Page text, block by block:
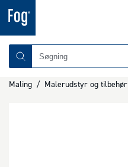
Maling / Malerudstyr og tilbehør